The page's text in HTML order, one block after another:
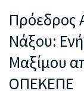
Πρόεδρος
Νάξου:
Μαξίμου
ΟΠΕΚΕΠΕ